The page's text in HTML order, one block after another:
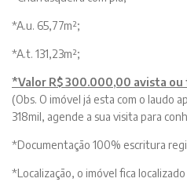
*A.u. 65,77m²;
*A.t. 131,23m²;
*Valor R$ 300.000,00 avista
(Obs. O imóvel já esta com o laudo
318mil, agende a sua visita para
*Documentação 100% escritura
*Localização, o imóvel fica